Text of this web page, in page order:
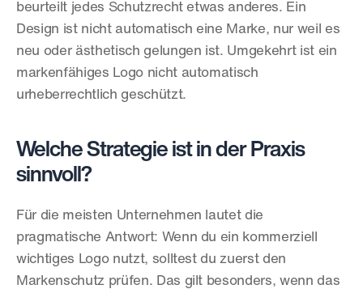
beurteilt jedes Schutzrecht etwas anderes. Ein
Design ist nicht automatisch eine Marke, nur weil es
neu oder ästhetisch gelungen ist. Umgekehrt ist ein
markenfähiges Logo nicht automatisch
urheberrechtlich geschützt.
Welche Strategie ist in der Praxis
sinnvoll?
Für die meisten Unternehmen lautet die
pragmatische Antwort: Wenn du ein kommerziell
wichtiges Logo nutzt, solltest du zuerst den
Markenschutz prüfen. Das gilt besonders, wenn das